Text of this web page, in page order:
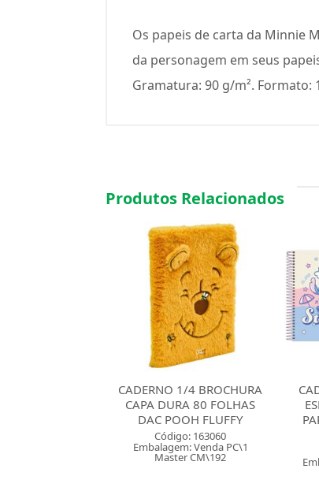
Os papeis de carta da Minnie
da personagem em seus
Gramatura: 90 g/m². Formato:
Produtos Relacionados
CADERNO CAPA DURA
ESPIRAL 80 FOLHAS
PAPEL CARTA STITCH
FORON...
Código: 163758
Embalagem: Venda PT\4